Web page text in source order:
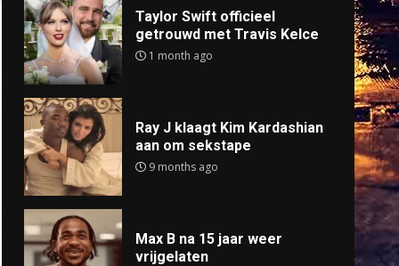
Taylor Swift officieel
getrouwd met Travis Kelce
1 month ago
Ray J klaagt Kim Kardashian
aan om sekstape
9 months ago
Max B na 15 jaar weer
vrijgelaten